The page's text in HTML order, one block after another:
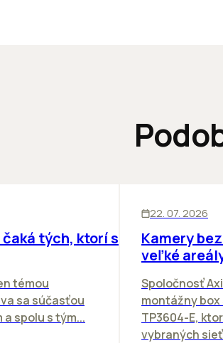
tých, ktorí sa
témou
sa súčasťou
spolu s tým...
22. 07. 2026
Kamery
veľké
Spoločnosť
montážny box
TP3604-E,
vybraných